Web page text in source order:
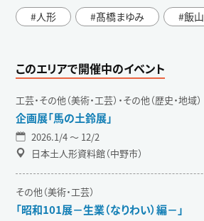
人形
髙橋まゆみ 飯山
このエリアで開催中のイベント
工芸・その他（美術・工芸）・その他（歴史・地域）
企画展「馬の土鈴展」
2026.1/4 〜 12/2
日本土人形資料館（中野市）
その他（美術・工芸）
「昭和101展－生業（なりわい）編－」